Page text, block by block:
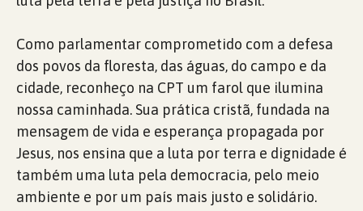
Como parlamentar comprometido com a defesa
dos povos da floresta, das águas, do campo e da
cidade, reconheço na CPT um farol que ilumina
nossa caminhada. Sua prática cristã, fundada na
mensagem de vida e esperança propagada por
Jesus, nos ensina que a luta por terra e dignidade é
também uma luta pela democracia, pelo meio
ambiente e por um país mais justo e solidário.